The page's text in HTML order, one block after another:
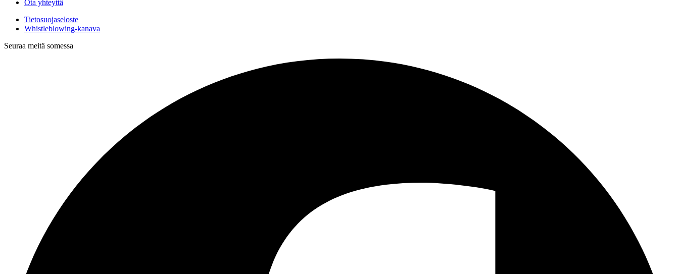
Ota yhteyttä
Tietosuojaseloste
Whistleblowing-kanava
Seuraa meitä somessa